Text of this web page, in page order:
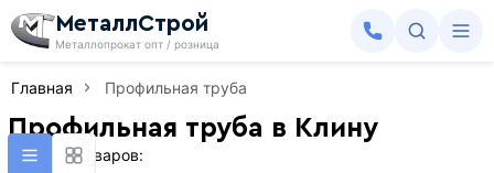
МеталлСтрой
Металлопрокат опт / розница
Главная Профильная труба
Профильная труба в Клину
Найдено товаров: